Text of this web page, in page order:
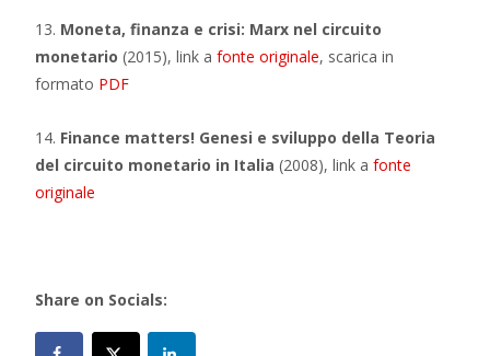
13. Moneta, finanza e crisi: Marx nel circuito
monetario (2015), link a fonte originale, scarica in
formato PDF
14. Finance matters! Genesi e sviluppo della Teoria
del circuito monetario in Italia (2008), link a fonte
originale
Share on Socials: